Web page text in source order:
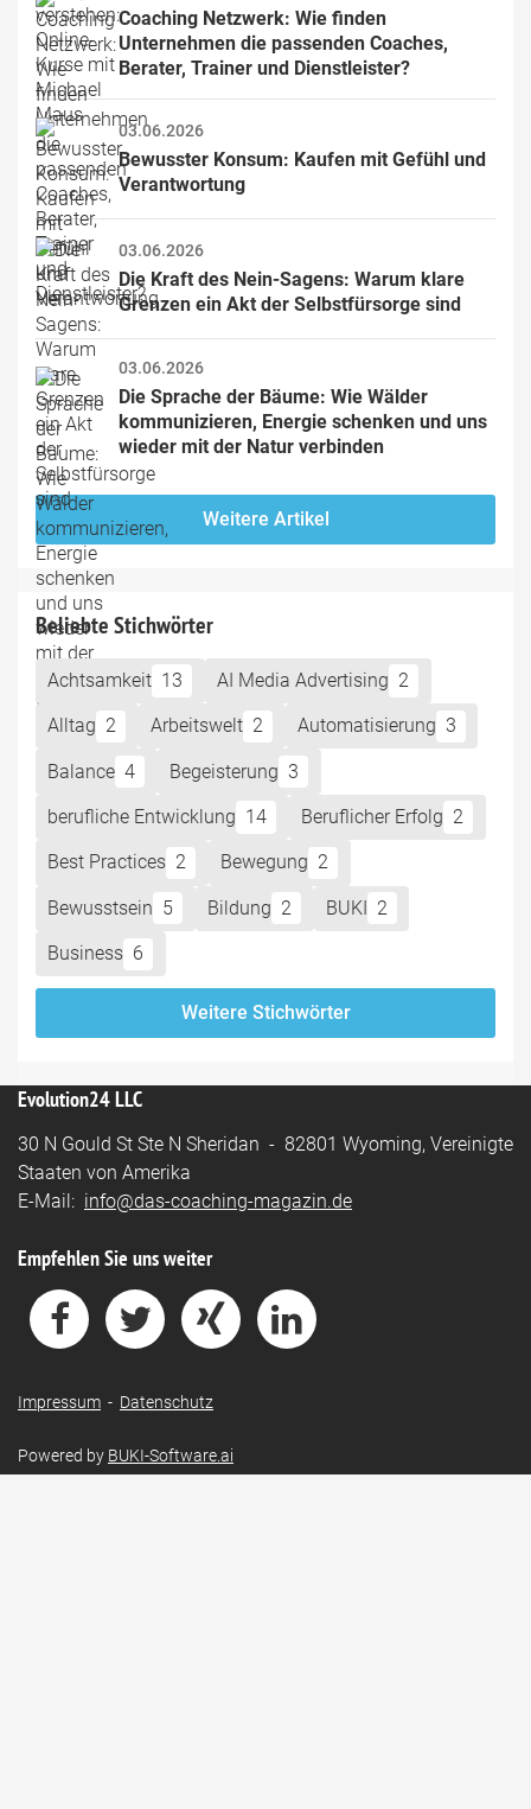
Coaching Netzwerk: Wie finden
Unternehmen die passenden Coaches,
Berater, Trainer und Dienstleister?
03.06.2026
Bewusster Konsum: Kaufen mit Gefühl und
Verantwortung
03.06.2026
Die Kraft des Nein-Sagens: Warum klare
Grenzen ein Akt der Selbstfürsorge sind
03.06.2026
Die Sprache der Bäume: Wie Wälder
kommunizieren, Energie schenken und uns
wieder mit der Natur verbinden
Weitere Artikel
Beliebte Stichwörter
Achtsamkeit 13 AI Media Advertising 2
Alltag 2 Arbeitswelt 2 Automatisierung 3
Balance 4 Begeisterung 3
berufliche Entwicklung 14 Beruflicher Erfolg 2
Best Practices 2 Bewegung 2
Bewusstsein 5 Bildung 2 BUKI 2
Business 6
Weitere Stichwörter
Evolution24 LLC
30 N Gould St Ste N Sheridan - 82801 Wyoming, Vereinigte
Staaten von Amerika
E-Mail: info@das-coaching-magazin.de
Empfehlen Sie uns weiter
Impressum - Datenschutz
Powered by BUKI-Software.ai